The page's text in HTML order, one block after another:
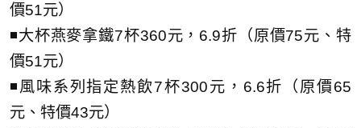
價51元）
◾大杯燕麥拿鐵7杯360元，6.9折（原價75元、特
價51元）
◾風味系列指定熱飲7杯300元，6.6折（原價65
元、特價43元）